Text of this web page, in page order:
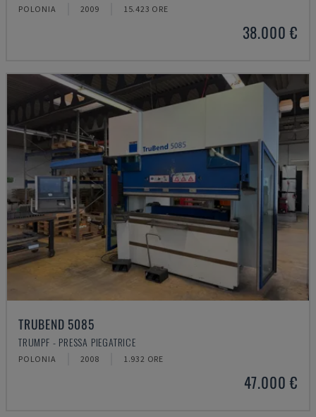
POLONIA 2009 15.423 ORE
38.000 €
TRUBEND 5085
TRUMPF - PRESSA PIEGATRICE
POLONIA 2008 1.932 ORE
47.000 €